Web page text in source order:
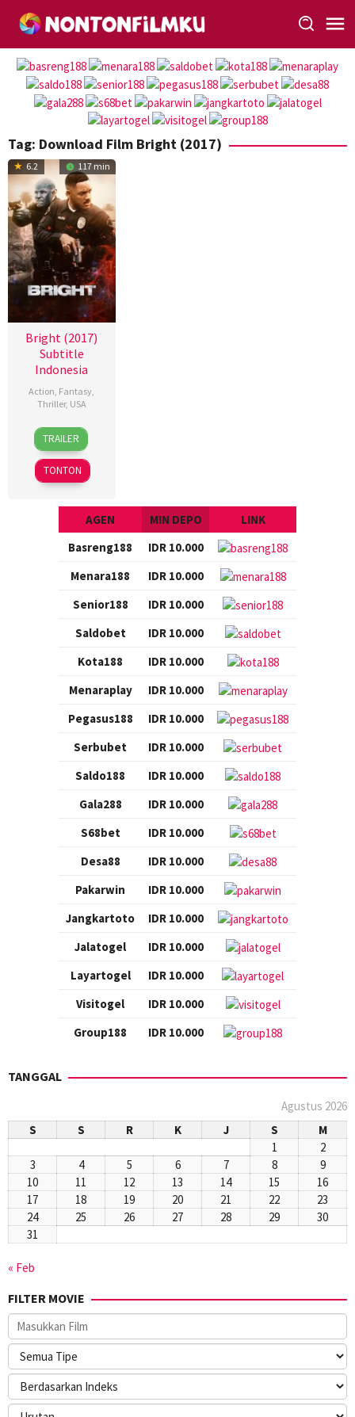
Tag: Download Film Bright (2017)
6.2 117 min
Bright (2017)
Subtitle
Indonesia
Action, Fantasy,
Thriller, USA
22
Dec
2017
Dan
Bradley
TRAILER
TONTON
AGEN MIN DEPO
LINK
Basreng188
IDR 10.000
Menara188
IDR 10.000
Senior188
IDR 10.000
Saldobet
IDR 10.000
Kota188
IDR 10.000
Menaraplay
IDR 10.000
Pegasus188
IDR 10.000
Serbubet
IDR 10.000
Saldo188
IDR 10.000
Gala288
IDR 10.000
S68bet
IDR 10.000
Desa88
IDR 10.000
Pakarwin
IDR 10.000
Jangkartoto
IDR 10.000
Jalatogel
IDR 10.000
Layartogel
IDR 10.000
Visitogel
IDR 10.000
Group188
IDR 10.000
TANGGAL
Agustus 2026
S
S R K J S
M
1
2
3
4 5 6 7 8
9
10
11 12 13 14 15
16
17
18 19 20 21 22
23
24
25 26 27 28 29
30
31
« Feb
FILTER MOVIE